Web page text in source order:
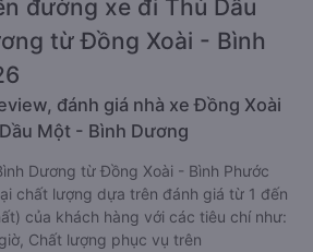
đường xe đi Thủ Dầu
từ Đồng Xoài - Bình
đánh giá nhà xe Đồng Xoài
Một - Bình Dương
Dương từ Đồng Xoài - Bình Phước
chất lượng dựa trên đánh giá từ 1 đến
của khách hàng với các tiêu chí như:
Chất lượng phục vụ trên